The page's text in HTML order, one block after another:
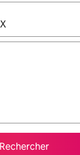
s'affichent, utilisez
Rechercher